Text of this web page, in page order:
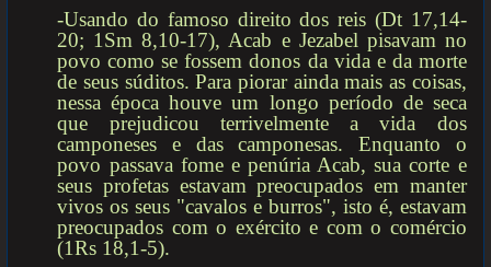
-Usando do famoso direito dos reis (Dt 17,14-
20; 1Sm 8,10-17), Acab e Jezabel pisavam no
povo como se fossem donos da vida e da morte
de seus súditos. Para piorar ainda mais as coisas,
nessa época houve um longo período de seca
que prejudicou terrivelmente a vida dos
camponeses e das camponesas. Enquanto o
povo passava fome e penúria Acab, sua corte e
seus profetas estavam preocupados em manter
vivos os seus "cavalos e burros", isto é, estavam
preocupados com o exército e com o comércio
(1Rs 18,1-5).